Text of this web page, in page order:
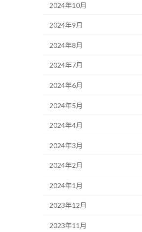
2024年10月
2024年9月
2024年8月
2024年7月
2024年6月
2024年5月
2024年4月
2024年3月
2024年2月
2024年1月
2023年12月
2023年11月